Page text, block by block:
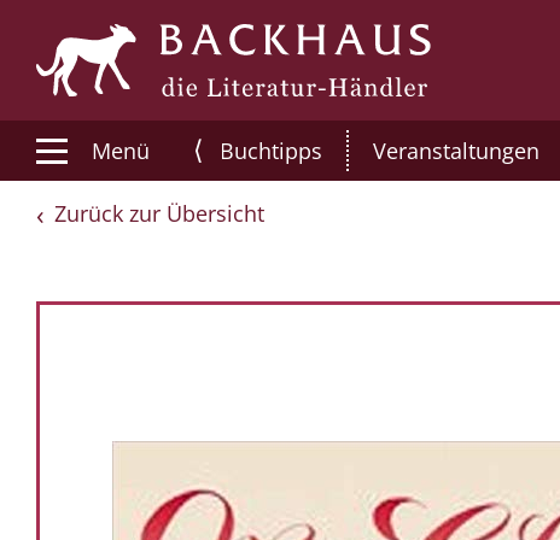
Menü ⟨ Buchtipps Veranstaltungen
Zurück zur Übersicht